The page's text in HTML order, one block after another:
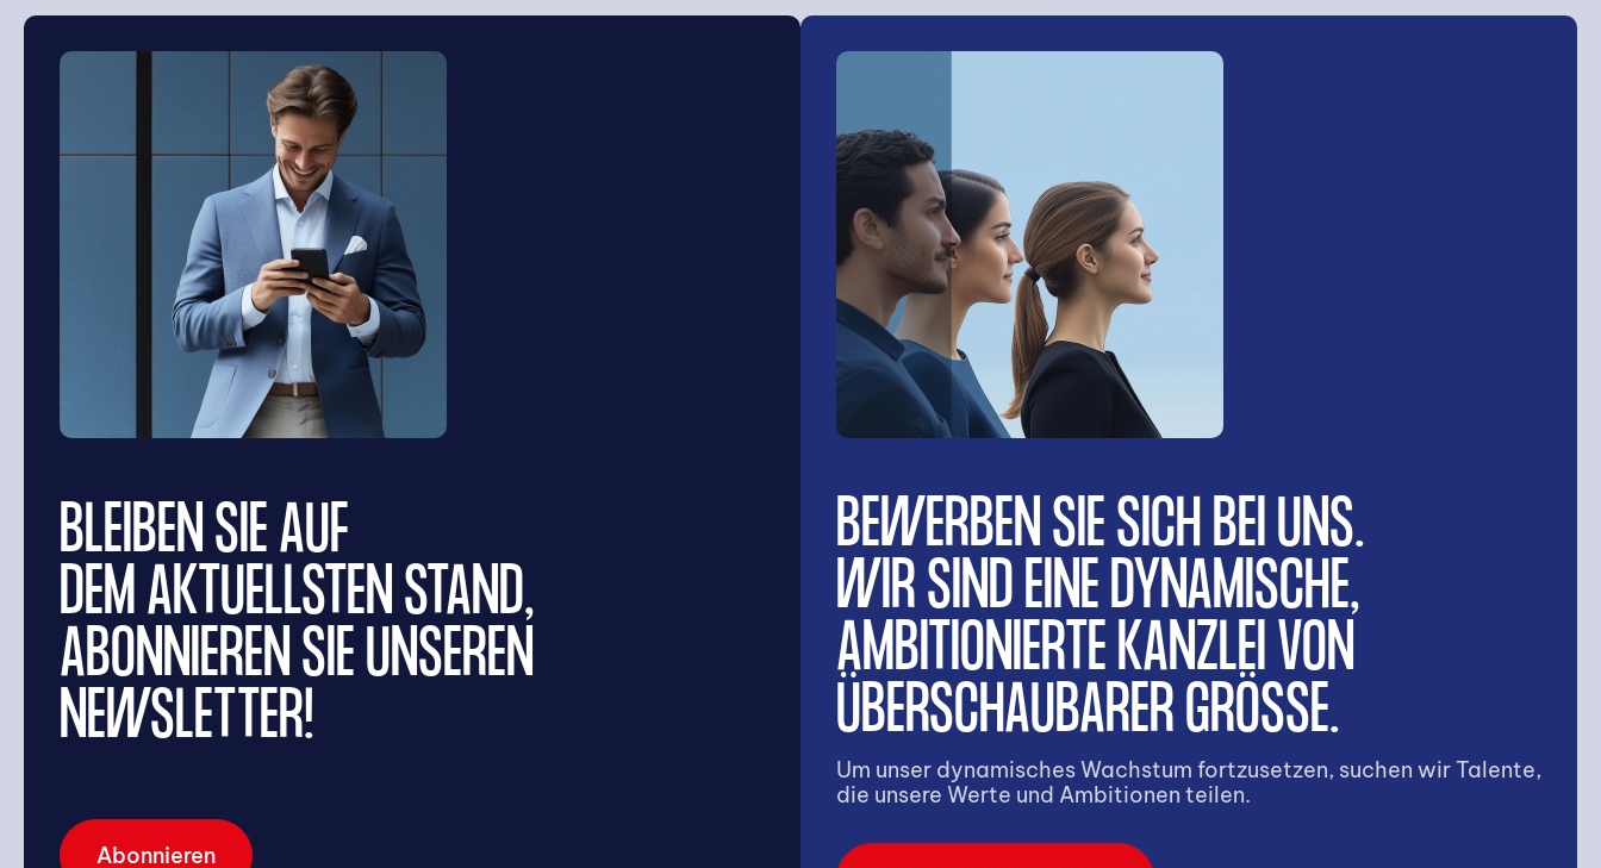
SUCHE
Suchen
BLEIBEN SIE AUF
DEM AKTUELLSTEN STAND,
ABONNIEREN SIE UNSEREN
NEWSLETTER!
Abonnieren
BEWERBEN SIE SICH BEI UNS.
WIR SIND EINE DYNAMISCHE,
AMBITIONIERTE KANZLEI VON
ÜBERSCHAUBARER GRÖSSE.
Um unser dynamisches Wachstum fortzusetzen, suchen wir Talente,
die unsere Werte und Ambitionen teilen.